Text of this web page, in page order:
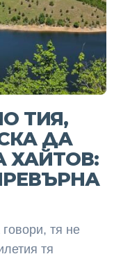
ТИЯ,
ДА
ХАЙТОВ:
тя не
тя